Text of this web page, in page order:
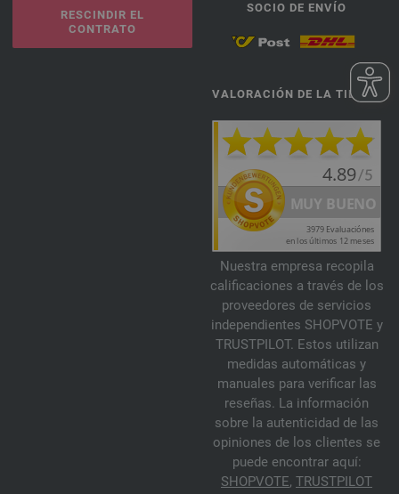
RESCINDIR EL
CONTRATO
SOCIO DE ENVÍO
VALORACIÓN DE LA TIENDA
Nuestra empresa recopila
calificaciones a través de los
proveedores de servicios
independientes SHOPVOTE y
TRUSTPILOT. Estos utilizan
medidas automáticas y
manuales para verificar las
reseñas. La información
sobre la autenticidad de las
opiniones de los clientes se
puede encontrar aquí:
SHOPVOTE, TRUSTPILOT